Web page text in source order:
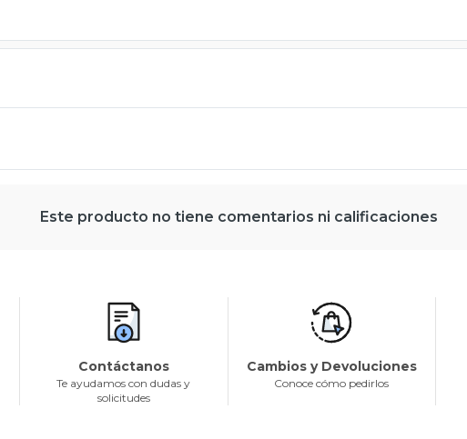
Este producto no tiene comentarios ni calificaciones
Contáctanos
Te ayudamos con dudas y
solicitudes
Cambios y Devoluciones
Conoce cómo pedirlos